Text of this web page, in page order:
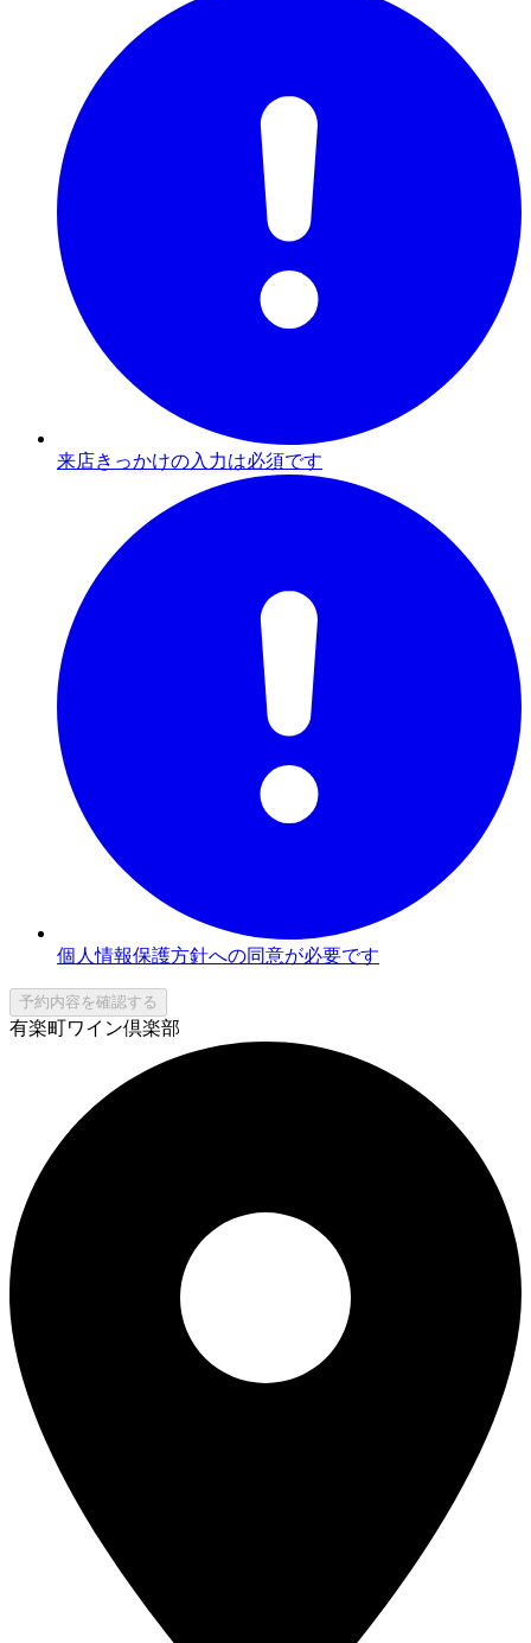
来店きっかけの入力は必須です
個人情報保護方針への同意が必要です
予約内容を確認する
有楽町ワイン倶楽部